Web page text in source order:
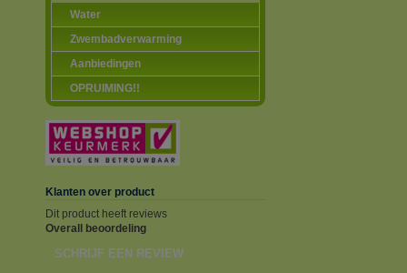
Water
Zwembadverwarming
Aanbiedingen
OPRUIMING!!
Klanten over product
Dit product heeft reviews
Overall beoordeling
SCHRIJF EEN REVIEW